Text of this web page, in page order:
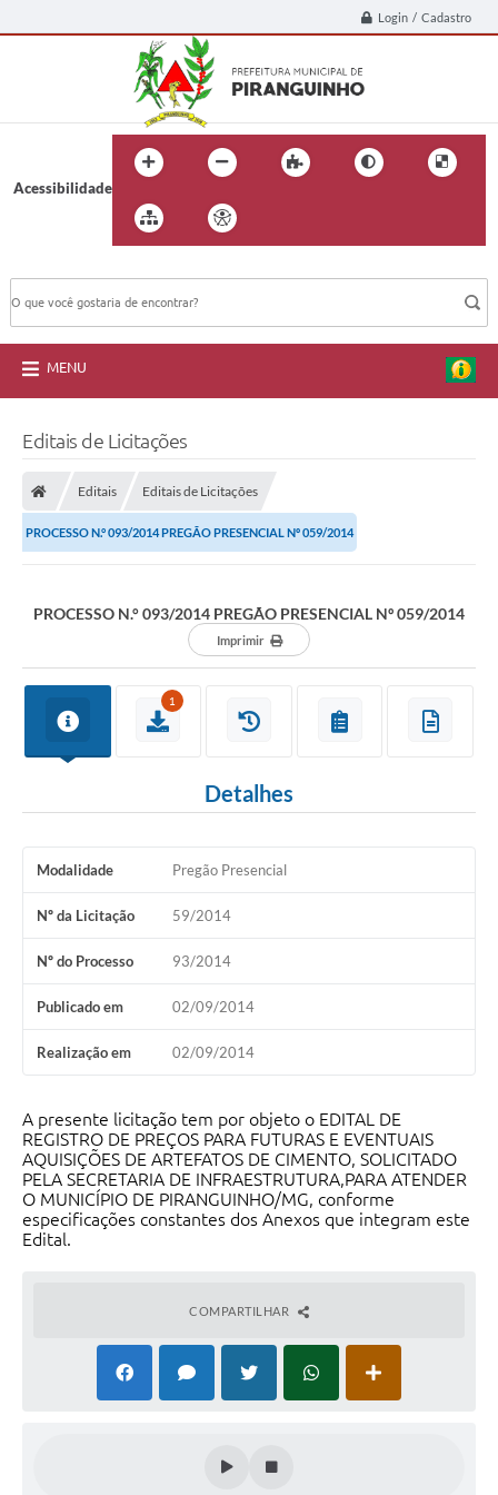
Login / Cadastro
Acessibilidade
MENU
Editais de Licitações
Editais Editais de Licitações
PROCESSO N.° 093/2014 PREGÃO PRESENCIAL Nº 059/2014
PROCESSO N.° 093/2014 PREGÃO PRESENCIAL Nº 059/2014
Imprimir
1
Detalhes
Modalidade Pregão Presencial
Nº da Licitação 59/2014
Nº do Processo 93/2014
Publicado em 02/09/2014
Realização em 02/09/2014
A presente licitação tem por objeto o EDITAL DE
REGISTRO DE PREÇOS PARA FUTURAS E EVENTUAIS
AQUISIÇÕES DE ARTEFATOS DE CIMENTO, SOLICITADO
PELA SECRETARIA DE INFRAESTRUTURA,PARA ATENDER
O MUNICÍPIO DE PIRANGUINHO/MG, conforme
especificações constantes dos Anexos que integram este
Edital.
COMPARTILHAR